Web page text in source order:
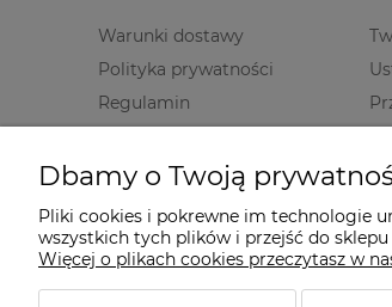
Warunki dostawy
Polityka prywatności
Regulamin
Dbamy o Twoją
Pliki cookies i pokrewne im technologie
wszystkich tych plików i przejść do
Więcej o plikach cookies przeczytasz w